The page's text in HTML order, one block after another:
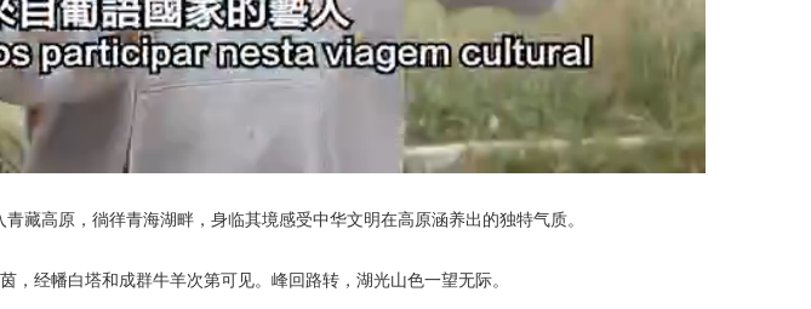
高原，徜徉青海湖畔，身临其境感受中华文明在高原涵养出的独特气质。
经幡白塔和成群牛羊次第可见。峰回路转，湖光山色一望无际。